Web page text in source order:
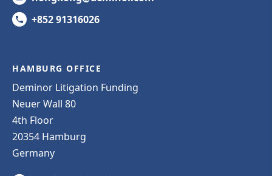
+852 91316026
HAMBURG OFFICE
Deminor Litigation Funding
Neuer Wall 80
4th Floor
20354 Hamburg
Germany